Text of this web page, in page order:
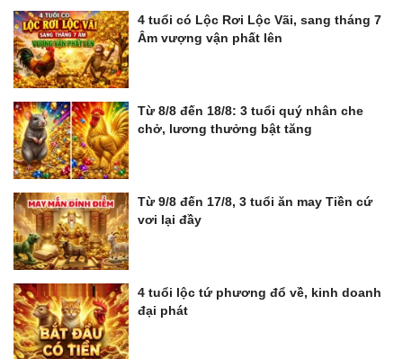
4 tuổi có Lộc Rơi Lộc Vãi, sang tháng 7
Âm vượng vận phất lên
Từ 8/8 đến 18/8: 3 tuổi quý nhân che
chở, lương thưởng bật tăng
Từ 9/8 đến 17/8, 3 tuổi ăn may Tiền cứ
vơi lại đầy
4 tuổi lộc tứ phương đổ về, kinh doanh
đại phát